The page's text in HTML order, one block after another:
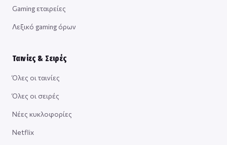
Gaming εταιρείες
Λεξικό gaming όρων
Ταινίες & Σειρές
Όλες οι ταινίες
Όλες οι σειρές
Νέες κυκλοφορίες
Netflix